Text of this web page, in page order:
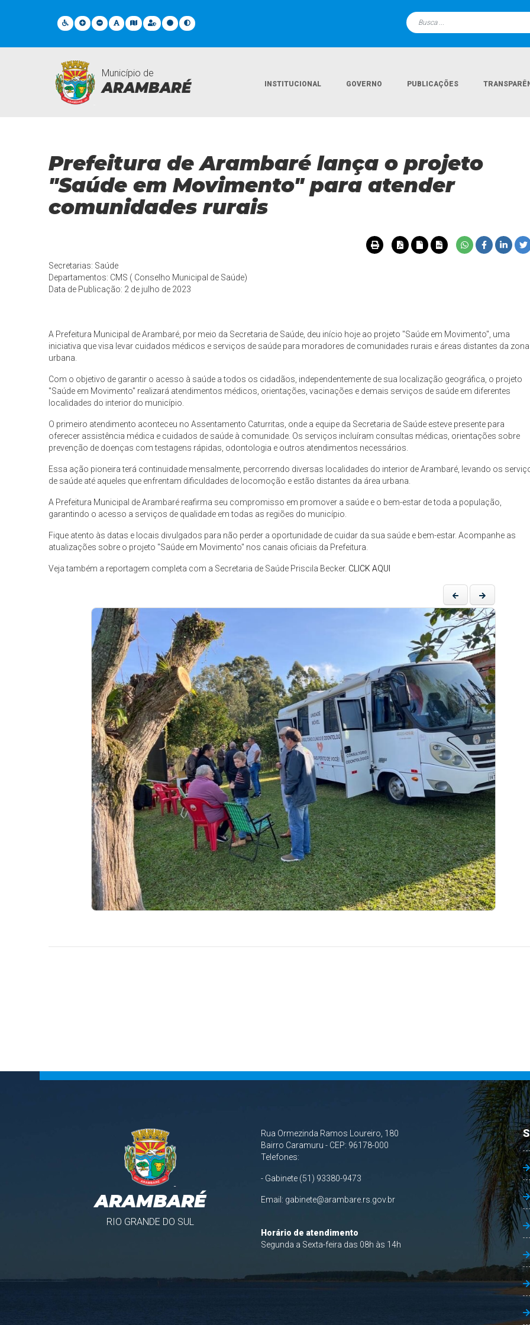
Município de
ARAMBARÉ INSTITUCIONAL GOVERNO PUBLICAÇÕES
Notícias
Prefeitura de Arambaré lança o projeto
"Saúde em Movimento" para atender
comunidades rurais
Secretarias: Saúde
Departamentos: CMS ( Conselho Municipal de Saúde)
Data de Publicação: 2 de julho de 2023
A Prefeitura Municipal de Arambaré, por meio da Secretaria de Saúde, deu início hoje ao projeto "Saúde em Movimento", uma
iniciativa que visa levar cuidados médicos e serviços de saúde para moradores de comunidades rurais e áreas distantes da zona
urbana.
Com o objetivo de garantir o acesso à saúde a todos os cidadãos, independentemente de sua localização geográfica, o projeto
"Saúde em Movimento" realizará atendimentos médicos, orientações, vacinações e demais serviços de saúde em diferentes
localidades do interior do município.
O primeiro atendimento aconteceu no Assentamento Caturritas, onde a equipe da Secretaria de Saúde esteve presente para
oferecer assistência médica e cuidados de saúde à comunidade. Os serviços incluíram consultas médicas, orientações sobre
prevenção de doenças com testagens rápidas, odontologia e outros atendimentos necessários.
Essa ação pioneira terá continuidade mensalmente, percorrendo diversas localidades do interior de Arambaré, levando os
de saúde até aqueles que enfrentam dificuldades de locomoção e estão distantes da área urbana.
A Prefeitura Municipal de Arambaré reafirma seu compromisso em promover a saúde e o bem-estar de toda a população,
garantindo o acesso a serviços de qualidade em todas as regiões do município.
Fique atento às datas e locais divulgados para não perder a oportunidade de cuidar da sua saúde e bem-estar. Acompanhe as
atualizações sobre o projeto "Saúde em Movimento" nos canais oficiais da Prefeitura.
Veja também a reportagem completa com a Secretaria de Saúde Priscila Becker. CLICK AQUI
ARAMBARÉ
RIO GRANDE DO SUL
Rua Ormezinda Ramos Loureiro, 180
Bairro Caramuru - CEP: 96178-000
Telefones:
- Gabinete (51) 93380-9473
Email: gabinete@arambare.rs.gov.br
Horário de atendimento
Segunda a Sexta-feira das 08h às 14h